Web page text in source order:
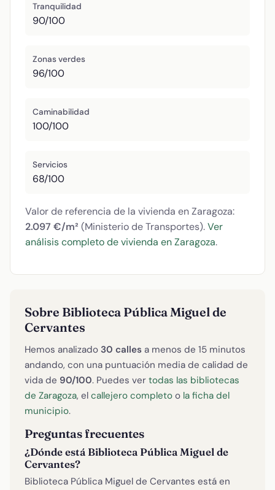
Tranquilidad
90/100
Zonas verdes
96/100
Caminabilidad
100/100
Servicios
68/100
Valor de referencia de la vivienda en Zaragoza:
2.097 €/m² (Ministerio de Transportes).Ver
análisis completo de vivienda en Zaragoza.
Sobre Biblioteca Pública Miguel de
Cervantes
Hemos analizado 30 calles a menos de 15 minutos
andando, con una puntuación media de calidad de
vida de 90/100. Puedes ver todas las bibliotecas
de Zaragoza, el callejero completo o la ficha del
municipio.
Preguntas frecuentes
¿Dónde está Biblioteca Pública Miguel de
Cervantes?
Biblioteca Pública Miguel de Cervantes está en